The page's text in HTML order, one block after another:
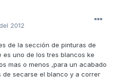
2012
de la sección de pinturas de
uno de los tres blancos ke
mas o menos ,para un acabado
de secarse el blanco y a correr